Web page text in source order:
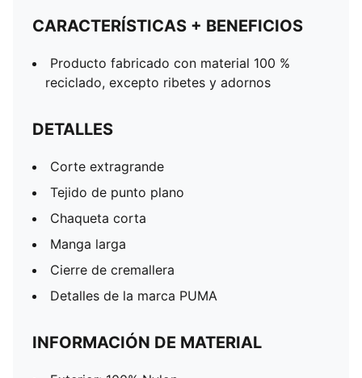
CARACTERÍSTICAS + BENEFICIOS
Producto fabricado con material 100 %
reciclado, excepto ribetes y adornos
DETALLES
Corte extragrande
Tejido de punto plano
Chaqueta corta
Manga larga
Cierre de cremallera
Detalles de la marca PUMA
INFORMACIÓN DE MATERIAL